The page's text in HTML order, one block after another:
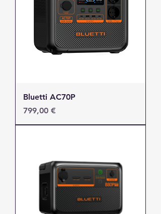
Bluetti AC70P
Τιμή
799,00 €